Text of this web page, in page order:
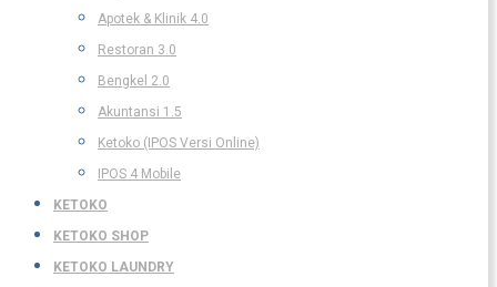
Apotek & Klinik 4.0
Restoran 3.0
Bengkel 2.0
Akuntansi 1.5
Ketoko (IPOS Versi Online)
IPOS 4 Mobile
KETOKO
KETOKO SHOP
KETOKO LAUNDRY